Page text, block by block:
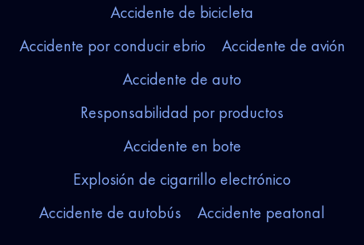
Accidente de bicicleta
Accidente por conducir ebrio
Accidente de avión
Accidente de auto
Responsabilidad por productos
Accidente en bote
Explosión de cigarrillo electrónico
Accidente de autobús
Accidente peatonal